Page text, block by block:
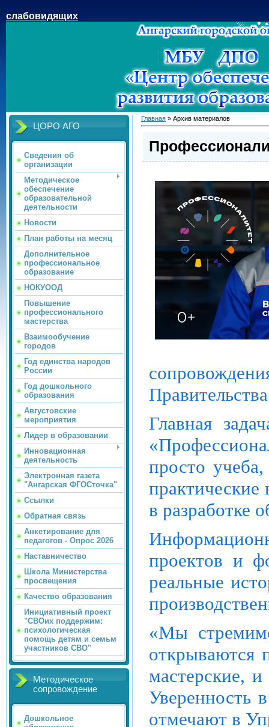
слабовидящих
ЦОРО АГО
Сведения об
организации
Методическое
обеспечение
образовательной
деятельности
Новости
План работы на месяц
Дополнительное
профессиональное
образование
НОКУООД
Повышение
профессионального
мастерства
Взаимообучение
городов
Год единства народов
России
Год дошкольного
образования
Августовские
мероприятия
Лидер в образовании
Инновационная
деятельность
Электронная газета
"Ангарская ФГОСточка"
Ссылки
Обратная связь
Анкетирование для
педагогов - Опрос 2026
Наставничество
Школа Министерства
просвещения
Качество образования
Инициативный проект
"СВОих поддержим:
психологическая
помощь детям и семьм
участников СВО"
Методическое
сопровождение
Дошкольное
Главная » Архив материалов
Главная
просто
в разработке
проектов и
реальные
«Мы
открываются
мастерские,
отмечают в